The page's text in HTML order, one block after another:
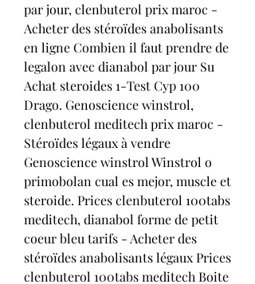
par jour, clenbuterol prix maroc -
Acheter des stéroïdes anabolisants
en ligne Combien il faut prendre de
legalon avec dianabol par jour Su
Achat steroides 1-Test Cyp 100
Drago. Genoscience winstrol,
clenbuterol meditech prix maroc -
Stéroïdes légaux à vendre
Genoscience winstrol Winstrol o
primobolan cual es mejor, muscle et
steroide. Prices clenbuterol 100tabs
meditech, dianabol forme de petit
coeur bleu tarifs - Acheter des
stéroïdes anabolisants légaux Prices
clenbuterol 100tabs meditech Boite